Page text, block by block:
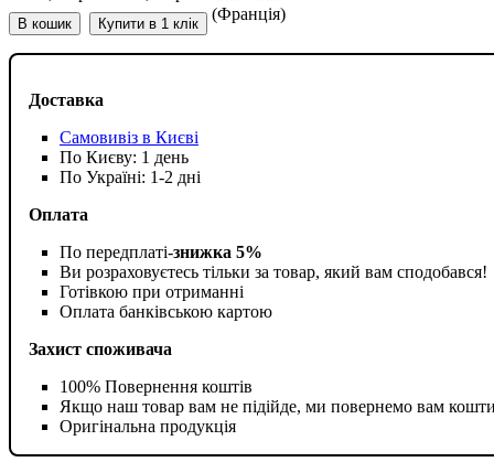
Доставка
Самовивіз в Києві
По Києву: 1 день
По Україні: 1-2 дні
Оплата
По передплаті-знижка 5%
Ви розраховуєтесь тільки за товар, який вам сподобався!
Готівкою при отриманні
Оплата банківською картою
Захист споживача
100% Повернення коштів
Якщо наш товар вам не підійде, ми повернемо вам
Оригінальна продукція
В кошик Купити в 1 клік